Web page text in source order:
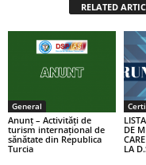
RELATED
General
Anunț – Activități de
turism internațional de
sănătate din Republica
Turcia
DE
LA